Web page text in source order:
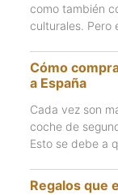
como también
culturales. Pero
Cómo
a España
Cada vez son
coche de
Esto se debe a
Regalos que